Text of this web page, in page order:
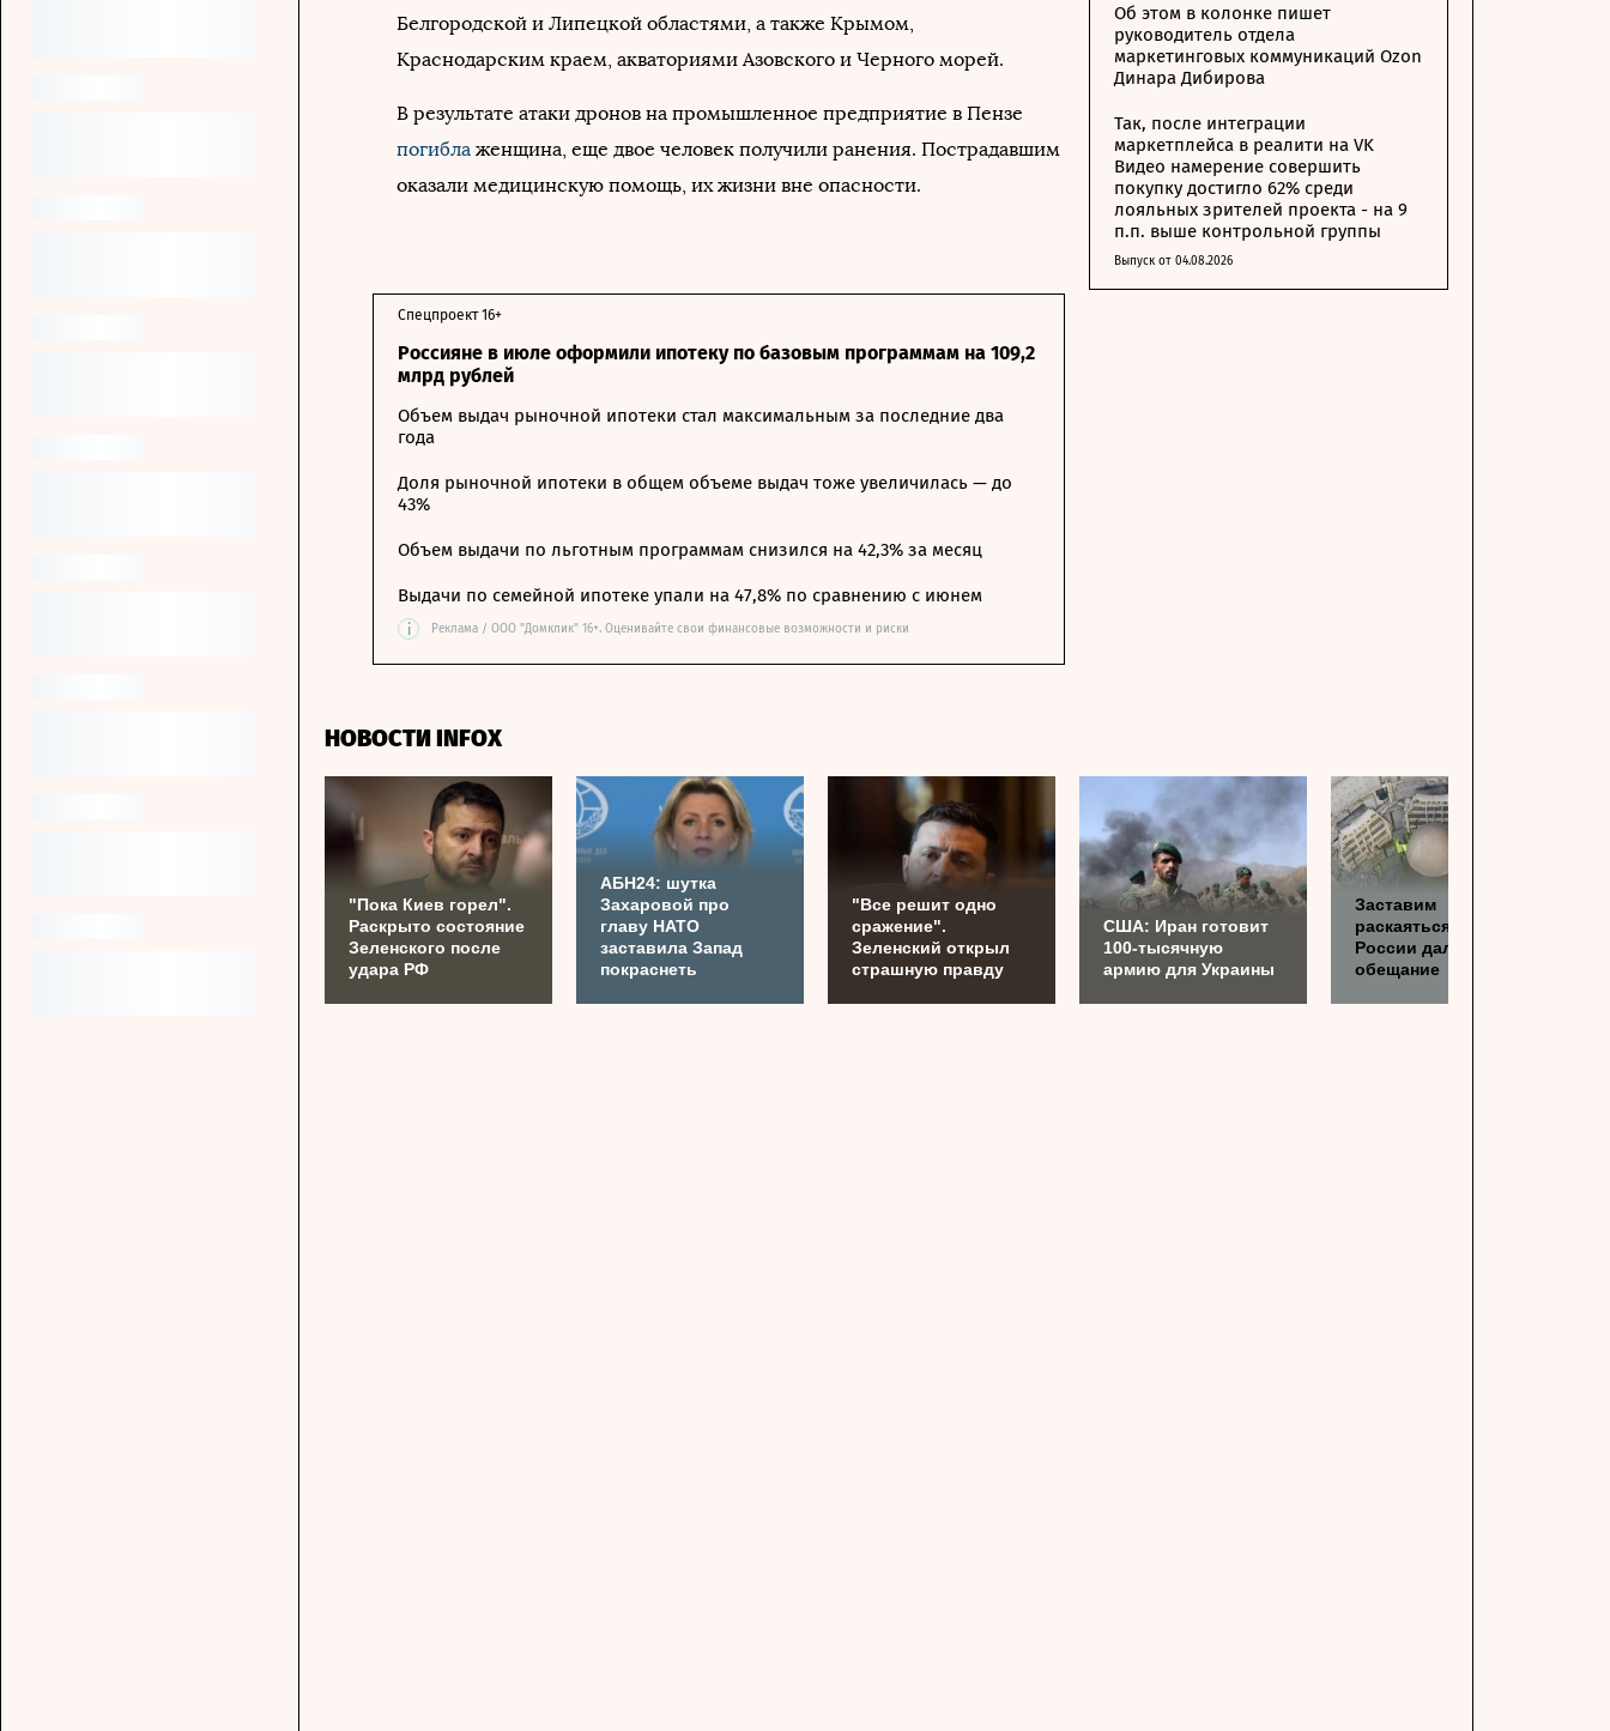
Белгородской и Липецкой областями, а также Крымом,
Краснодарским краем, акваториями Азовского и Черного морей.
В результате атаки дронов на промышленное предприятие в Пензе
погибла женщина, еще двое человек получили ранения. Пострадавшим
оказали медицинскую помощь, их жизни вне опасности.
Россияне в июле оформили ипотеку по базовым программам на 109,2
млрд рублей
Спецпроект 16+
Объем выдач рыночной ипотеки стал максимальным за последние два
года
Доля рыночной ипотеки в общем объеме выдач тоже увеличилась — до
43%
Объем выдачи по льготным программам снизился на 42,3% за месяц
Выдачи по семейной ипотеке упали на 47,8% по сравнению с июнем
i Реклама / ООО "Домклик" 16+. Оценивайте свои финансовые возможности и риски
Об этом в колонке пишет
руководитель отдела
маркетинговых коммуникаций Ozon
Динара Дибирова
Так, после интеграции
маркетплейса в реалити на VK
Видео намерение совершить
покупку достигло 62% среди
лояльных зрителей проекта - на 9
п.п. выше контрольной группы
Выпуск от 04.08.2026
НОВОСТИ INFOX
"Пока Киев горел".
Раскрыто состояние
Зеленского после
удара РФ
АБН24: шутка
Захаровой про
главу НАТО
заставила Запад
покраснеть
"Все решит одно
сражение".
Зеленский открыл
страшную правду
США: Иран готовит
100-тысячную
армию для Украины
Заставим
раскаяться: союзник
России дал грозное
обещание